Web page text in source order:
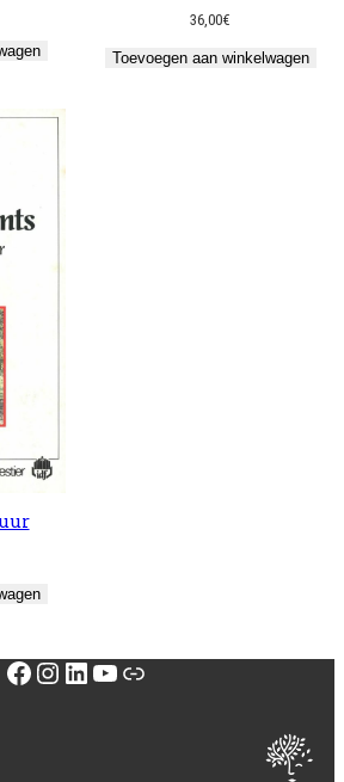
36,00€
Toevoegen aan winkelwagen
Facebook
Instagram
LinkedIn
YouTube
Link